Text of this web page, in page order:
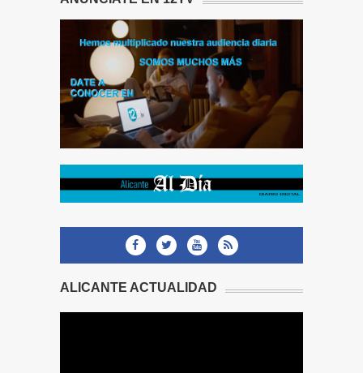
ALICANTE ACTUALIDAD